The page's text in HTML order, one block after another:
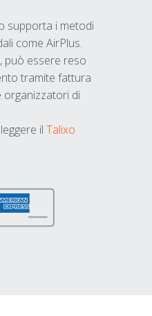
supporta i metodi
come AirPlus.
può essere reso
tramite fattura
organizzatori di
il Talixo